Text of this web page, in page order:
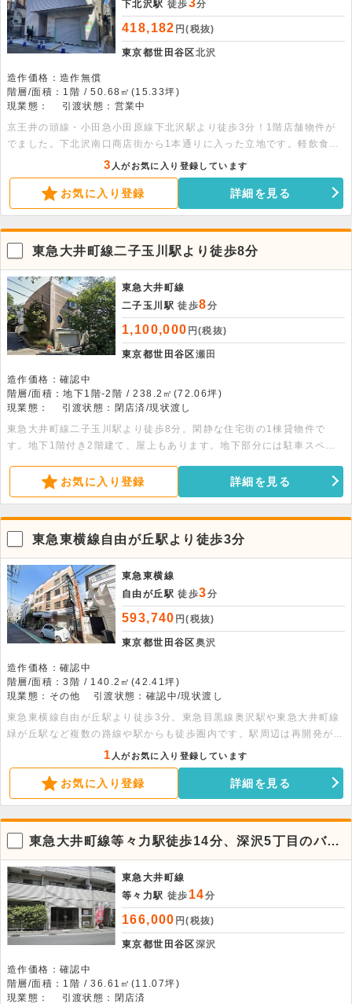
下北沢駅 徒歩3分
418,182 円(税抜)
東京都世田谷区北沢
造作価格：造作無償
階層/面積：1階 / 50.68㎡(15.33坪)
現業態：
引渡状態：営業中
京王井の頭線・小田急小田原線下北沢駅より徒歩3分！1階店舗物件が
でました。下北沢南口商店街から1本通りに入った立地です。軽飲食ご
相談いただけます。まずはお問い合わせください。
3 人がお気に入り登録しています
お気に入り登録 詳細を見る
東急大井町線二子玉川駅より徒歩8分
東急大井町線
二子玉川駅 徒歩8分
1,100,000 円(税抜)
東京都世田谷区瀬田
造作価格：確認中
階層/面積：地下1階-2階 / 238.2㎡(72.06坪)
現業態：
引渡状態：閉店済/現状渡し
東急大井町線二子玉川駅より徒歩8分。閑静な住宅街の1棟貸物件で
す。地下1階付き2階建て、屋上もあります。地下部分には駐車スペー
お気に入り登録 詳細を見る
東急東横線自由が丘駅より徒歩3分
東急東横線
自由が丘駅 徒歩3分
593,740 円(税抜)
東京都世田谷区奥沢
造作価格：確認中
階層/面積：3階 / 140.2㎡(42.41坪)
現業態：その他
引渡状態：確認中/現状渡し
東急東横線自由が丘駅より徒歩3分。東急目黒線奥沢駅や東急大井町線
緑が丘駅など複数の路線や駅からも徒歩圏内です。駅周辺は再開発が行
われております。多くの人が行き交い活気にあふれた立地にある物件エ
ス。事務所・スクール・サービス店舗など業種はご相談ください。
1 人がお気に入り登録しています
お気に入り登録 詳細を見る
東急大井町線等々力駅徒歩14分、深沢5丁目のバス
通り沿い1階事務所・店舗
東急大井町線
等々力駅 徒歩 14分
166,000 円(税抜)
東京都世田谷区深沢
造作価格：確認中
階層/面積：1階 / 36.61㎡(11.07坪)
現業態：
引渡状態：閉店済